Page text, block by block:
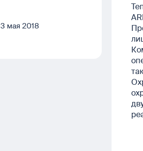
3 мая 2018